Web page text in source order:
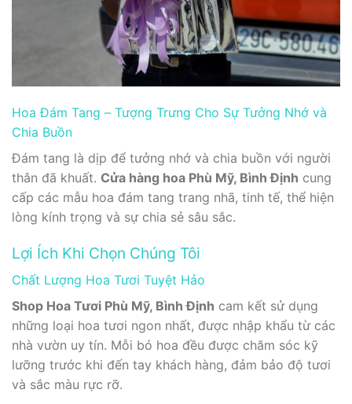
Hoa Đám Tang – Tượng Trưng Cho Sự Tưởng Nhớ và
Chia Buồn
Đám tang là dịp để tưởng nhớ và chia buồn với người
thân đã khuất. Cửa hàng hoa Phù Mỹ, Bình Định cung
cấp các mẫu hoa đám tang trang nhã, tinh tế, thể hiện
lòng kính trọng và sự chia sẻ sâu sắc.
Lợi Ích Khi Chọn Chúng Tôi
Chất Lượng Hoa Tươi Tuyệt Hảo
Shop Hoa Tươi Phù Mỹ, Bình Định cam kết sử dụng
những loại hoa tươi ngon nhất, được nhập khẩu từ các
nhà vườn uy tín. Mỗi bó hoa đều được chăm sóc kỹ
lưỡng trước khi đến tay khách hàng, đảm bảo độ tươi
và sắc màu rực rỡ.